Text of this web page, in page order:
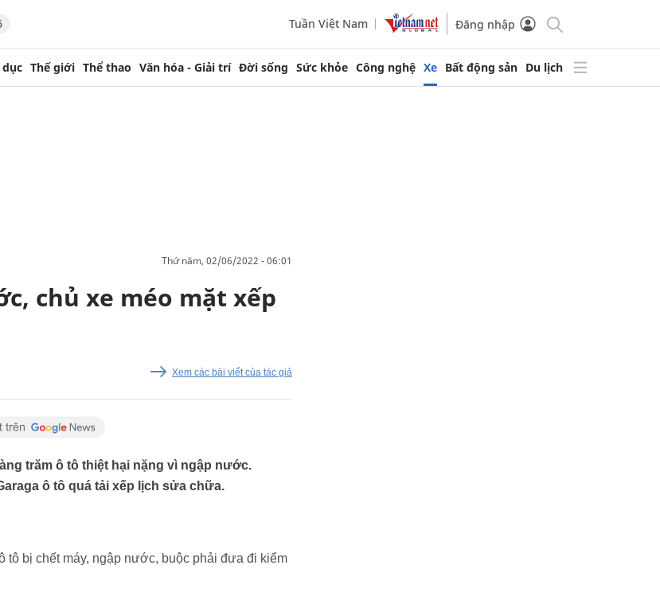
Tuần Việt Nam Đăng nhập
dục Thế giới Thể thao Văn hóa - Giải trí Đời sống Sức khỏe Công nghệ Xe Bất động sản Du lịch
thứ năm, 02/06/2022 - 06:01
chủ xe méo mặt xếp
Xem các bài viết của tác giả
trăm ô tô thiệt hại nặng vì ngập nước.
ô tô quá tải xếp lịch sửa chữa.
bị chết máy, ngập nước, buộc phải đưa đi kiểm